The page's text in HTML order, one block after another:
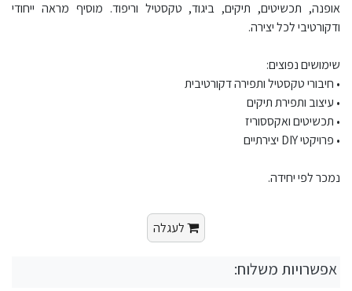
אופנה, תכשיטים, תיקים, ביגוד, טקסטיל וריפוד. מוסיף מראה ייחודי
ודקורטיבי לכל יצירה.
שימושים נפוצים:
• חיבורי טקסטיל ותפירה דקורטיבית
• עיצוב ותפירת תיקים
• תכשיטים ואקססוריז
• פרויקטי DIY יצירתיים
נמכר לפי יחידה.
לעגלה
אפשרויות משלוח: